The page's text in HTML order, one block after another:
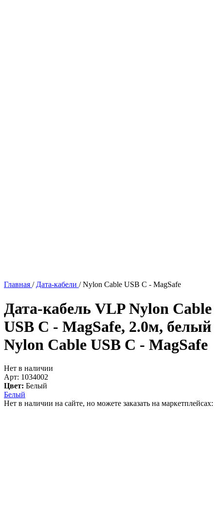
Главная / Дата-кабели / Nylon Cable USB C - MagSafe
Дата-кабель VLP Nylon Cable
USB C - MagSafe, 2.0м, белый
Nylon Cable USB C - MagSafe
Нет в наличии
Арт: 1034002
Цвет: Белый
Белый
Нет в наличии на сайте, но можете заказать на маркетплейсах: